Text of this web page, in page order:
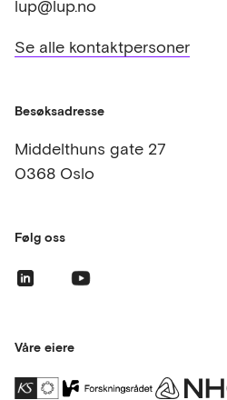
lup@lup.no
Se alle kontaktpersoner
Besøksadresse
Middelthuns gate 27
0368 Oslo
Følg oss
Våre eiere